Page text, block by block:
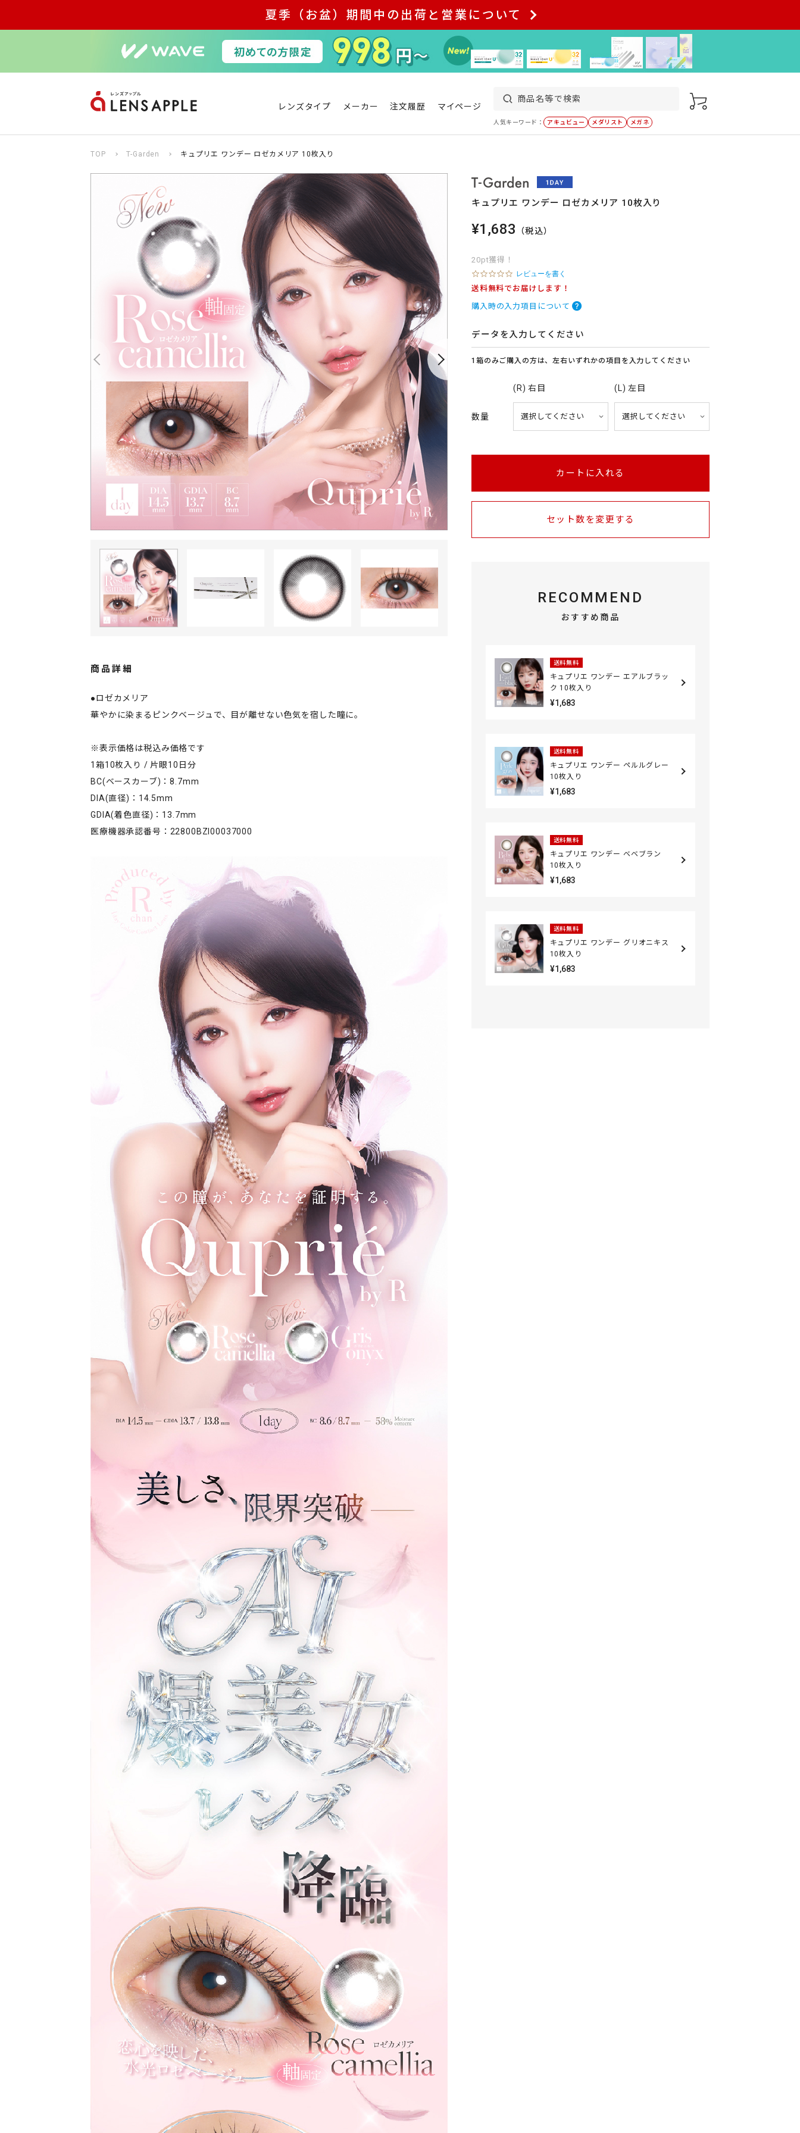
夏季（お盆）期間中の出荷と営業について
レンズタイプ メーカー 注文履歴 マイページ
人気キーワード： アキュビュー メダリスト メガネ
TOP T-Garden キュプリエ ワンデー ロゼカメリア 10枚入り
商品詳細
●ロゼカメリア
華やかに染まるピンクベージュで、目が離せない色気を宿した瞳に。
※表示価格は税込み価格です
1箱10枚入り / 片眼10日分
BC(ベースカーブ)：8.7mm
DIA(直径)：14.5mm
GDIA(着色直径)：13.7mm
医療機器承認番号：22800BZI00037000
キュプリエ ワンデー ロゼカメリア 10枚入り
¥1,683 （税込）
20pt獲得！
0
.
0
s
r
r
a
t
n
g
レビューを書く
送料無料でお届けします！
購入時の入力項目について
データを入力してください
1箱のみご購入の方は、左右いずれかの項目を入力してください
(R) 右目 (L) 左目
数量
カートに入れる
セット数を変更する
RECOMMEND
おすすめ商品
送料無料
キュプリエ ワンデー エアルブラッ
ク 10枚入り
¥1,683
送料無料
キュプリエ ワンデー ペルルグレー
10枚入り
¥1,683
送料無料
キュプリエ ワンデー ベベブラン
10枚入り
¥1,683
送料無料
キュプリエ ワンデー グリオニキス
10枚入り
¥1,683